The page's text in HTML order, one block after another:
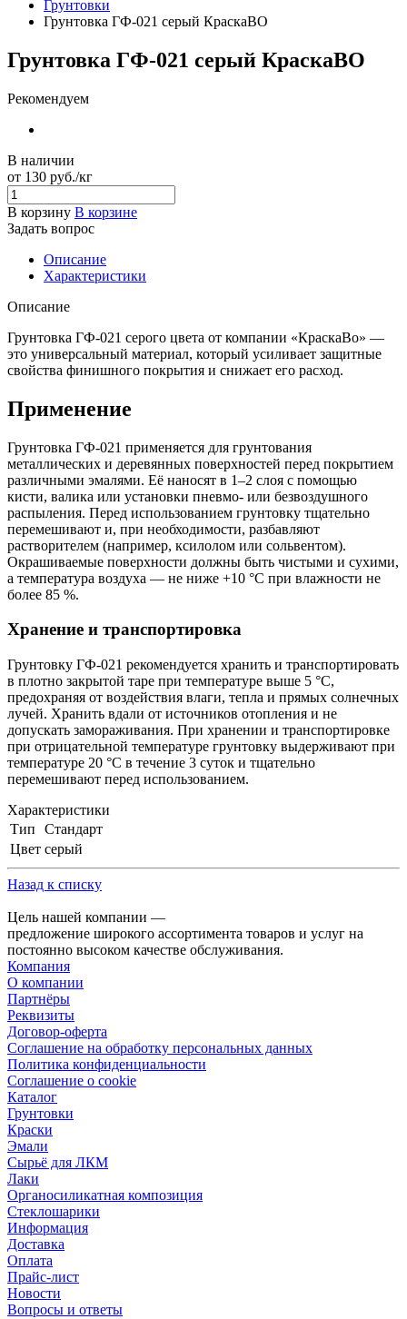
Грунтовки
Грунтовка ГФ-021 серый КраскаВО
Грунтовка ГФ-021 серый КраскаВО
Рекомендуем
В наличии
от 130 руб./кг
В корзину В корзине
Задать вопрос
Описание
Характеристики
Описание
Грунтовка ГФ-021 серого цвета от компании «КраскаВо» —
это универсальный материал, который усиливает защитные
свойства финишного покрытия и снижает его расход.
Применение
Грунтовка ГФ-021 применяется для грунтования
металлических и деревянных поверхностей перед покрытием
различными эмалями. Её наносят в 1–2 слоя с помощью
кисти, валика или установки пневмо- или безвоздушного
распыления. Перед использованием грунтовку тщательно
перемешивают и, при необходимости, разбавляют
растворителем (например, ксилолом или сольвентом).
Окрашиваемые поверхности должны быть чистыми и сухими,
а температура воздуха — не ниже +10 °C при влажности не
более 85 %.
Хранение и транспортировка
Грунтовку ГФ-021 рекомендуется хранить и транспортировать
в плотно закрытой таре при температуре выше 5 °С,
предохраняя от воздействия влаги, тепла и прямых солнечных
лучей. Хранить вдали от источников отопления и не
допускать замораживания. При хранении и транспортировке
при отрицательной температуре грунтовку выдерживают при
температуре 20 °С в течение 3 суток и тщательно
перемешивают перед использованием.
Характеристики
Тип
Стандарт
Цвет серый
Назад к списку
Цель нашей компании —
предложение широкого ассортимента товаров и услуг на
постоянно высоком качестве обслуживания.
Компания
О компании
Партнёры
Реквизиты
Договор-оферта
Соглашение на обработку персональных данных
Политика конфиденциальности
Соглашение о cookie
Каталог
Грунтовки
Краски
Эмали
Сырьё для ЛКМ
Лаки
Органосиликатная композиция
Стеклошарики
Информация
Доставка
Оплата
Прайс-лист
Новости
Вопросы и ответы